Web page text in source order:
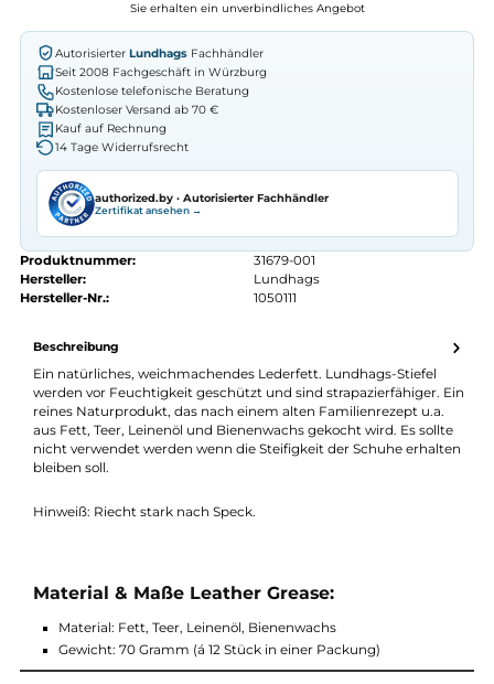
Sie erhalten ein unverbindliches Angebot
AutorisierterLundhags
Seit 2008 Fachgeschäft in Würzburg
Kostenlose telefonische Beratung
Kostenloser Versand ab 70 €
Kauf auf Rechnung
14 Tage Widerrufsrecht
authorized.by · Autorisierter Fachhändler
Produktnummer:
31679-001
Hersteller:
Lundhags
Hersteller-Nr.:
1050111
Beschreibung
werden vor Feuchtigkeit geschützt und sind strapazierfähiger.
bleiben soll.
Hinweiß: Riecht stark nach Speck.